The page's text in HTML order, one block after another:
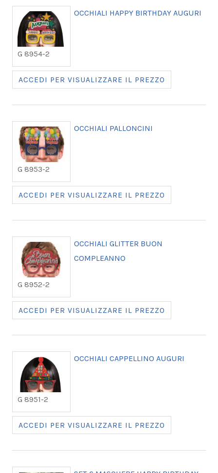
G 8954-2
OCCHIALI HAPPY BIRTHDAY AUGURI
ACCEDI PER VISUALIZZARE IL PREZZO
G 8953-2
OCCHIALI PALLONCINI
ACCEDI PER VISUALIZZARE IL PREZZO
G 8952-2
OCCHIALI GLITTER BUON
COMPLEANNO
ACCEDI PER VISUALIZZARE IL PREZZO
G 8951-2
OCCHIALI CAPPELLINO AUGURI
ACCEDI PER VISUALIZZARE IL PREZZO